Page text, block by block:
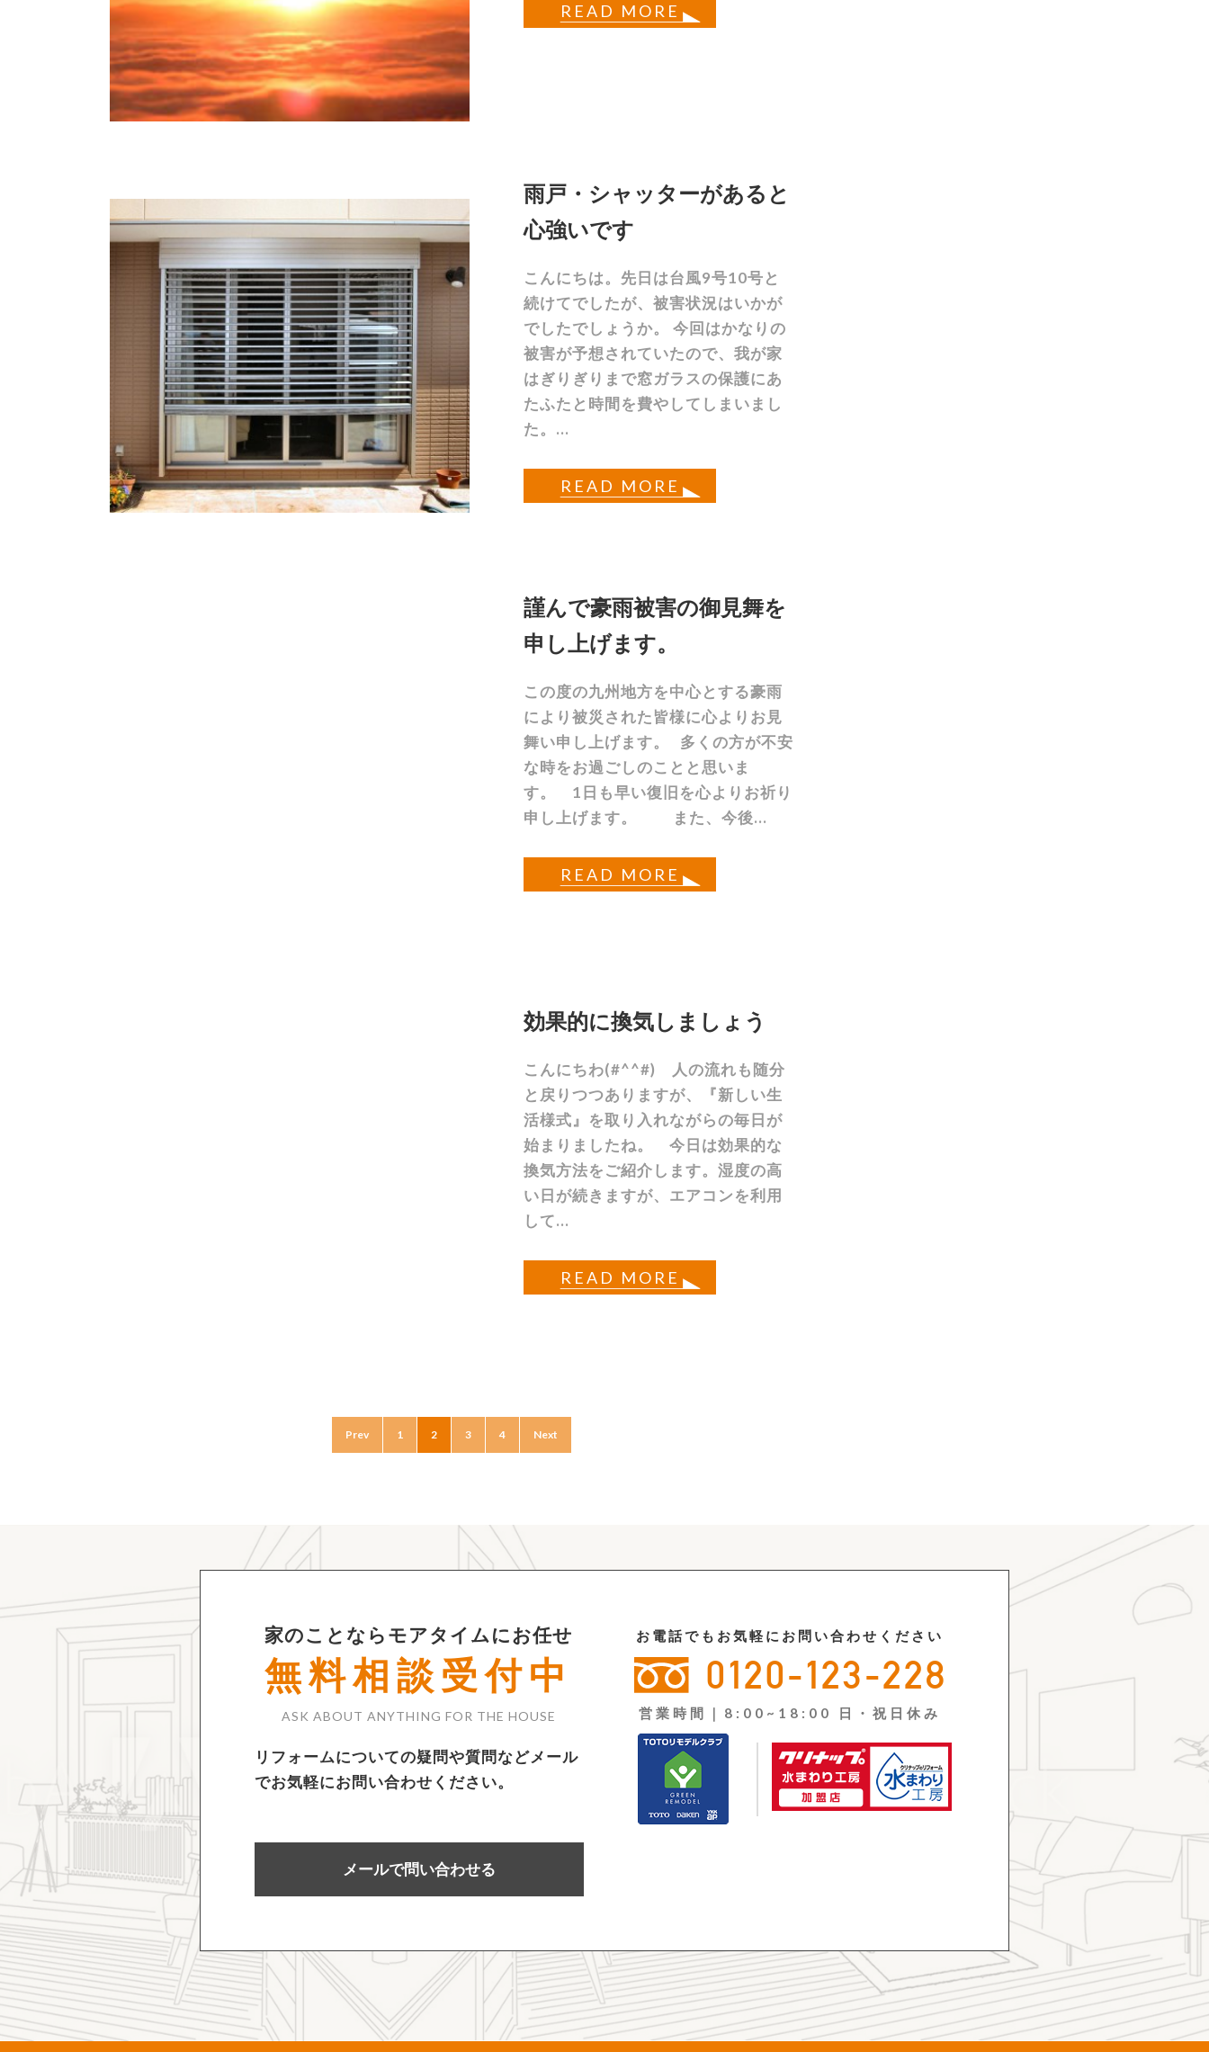
READ MORE
雨戸・シャッターがあると
心強いです
こんにちは。先日は台風9号10号と
続けてでしたが、被害状況はいかが
でしたでしょうか。 今回はかなりの
被害が予想されていたので、我が家
はぎりぎりまで窓ガラスの保護にあ
たふたと時間を費やしてしまいまし
た。...
READ MORE
謹んで豪雨被害の御見舞を
申し上げます。
この度の九州地方を中心とする豪雨
により被災された皆様に心よりお見
舞い申し上げます。 多くの方が不安
な時をお過ごしのことと思いま
す。 1日も早い復旧を心よりお祈り
申し上げます。 また、今後...
READ MORE
効果的に換気しましょう
こんにちわ(#^^#) 人の流れも随分
と戻りつつありますが、『新しい生
活様式』を取り入れながらの毎日が
始まりましたね。 今日は効果的な
換気方法をご紹介します。湿度の高
い日が続きますが、エアコンを利用
して...
READ MORE
Prev 1 2 3 4 Next
家のことならモアタイムにお任せ
無料相談受付中
ASK ABOUT ANYTHING FOR THE HOUSE
リフォームについての疑問や質問などメール
でお気軽にお問い合わせください。
メールで問い合わせる
お電話でもお気軽にお問い合わせください
0120-123-228
営業時間｜8:00~18:00 日・祝日休み